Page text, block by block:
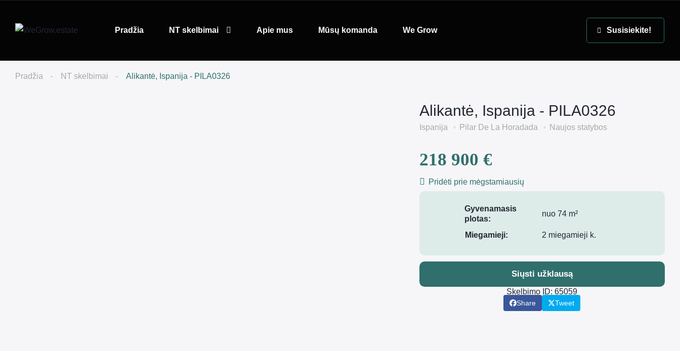
Pradžia NT skelbimai Apie mus Mūsų komanda We Grow Susisiekite!
Pradžia NT skelbimai Alikantė, Ispanija - PILA0326
Alikantė, Ispanija - PILA0326
Ispanija Pilar De La Horadada Naujos statybos
218 900 €
Pridėti prie mėgstamiausių
Gyvenamasis
plotas:
nuo 74 m²
Miegamieji: 2 miegamieji k.
Siųsti užklausą
Skelbimo ID: 65059
Share Tweet